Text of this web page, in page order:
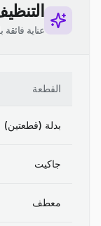
عناية فائقة
القطعة
بدلة (قطعتين)
جاكيت
معطف